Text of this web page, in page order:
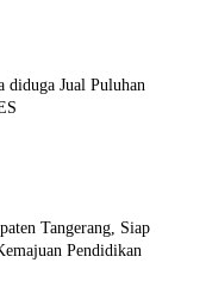
diduga Jual Puluhan
Tangerang, Siap
Pendidikan